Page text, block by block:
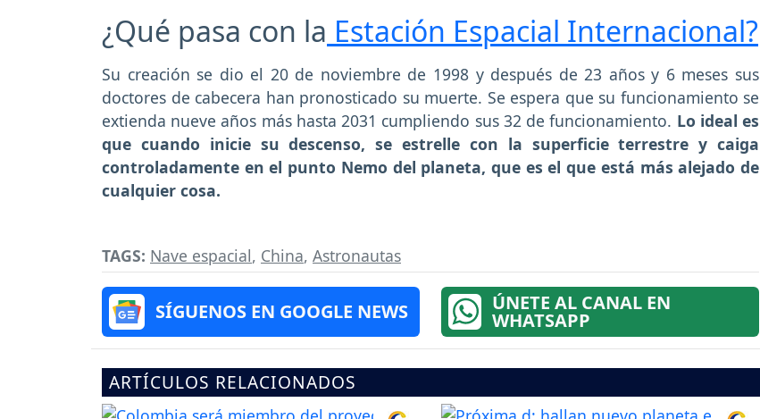
¿Qué pasa con la Estación Espacial Internacional?
Su creación se dio el 20 de noviembre de 1998 y después de 23 años y 6 meses sus
doctores de cabecera han pronosticado su muerte. Se espera que su funcionamiento se
extienda nueve años más hasta 2031 cumpliendo sus 32 de funcionamiento. Lo ideal es
que cuando inicie su descenso, se estrelle con la superficie terrestre y caiga
controladamente en el punto Nemo del planeta, que es el que está más alejado de
cualquier cosa.
TAGS: Nave espacial, China, Astronautas
SÍGUENOS EN GOOGLE NEWS ÚNETE AL CANAL EN
WHATSAPP
ARTÍCULOS RELACIONADOS